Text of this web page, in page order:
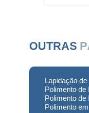
OUTRAS
Lapidação de
Polimento de
Polimento de
Polimento